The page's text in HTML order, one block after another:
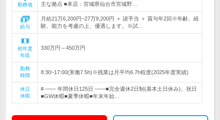
勤務地
主な拠点 ■本店：宮城県仙台市宮城野…
給与
月給21万6,200円~27万9,200円 ＋ 諸手当 ＋ 賞与年2回※年齢、経
験、能力を考慮の上、優遇します。※試…
初年度
年収
330万円～450万円
勤務
時間
8:30~17:00(実働7.5h)※残業は月平均6.7h程度(2025年度実績)
休日
休暇
# ―― 年間休日125日 ――■完全週休2日制(基本土日休み)、祝日
■GW休暇■夏季休暇■年末年始…